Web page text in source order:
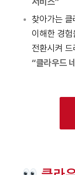
찾아가는 클
이해한 경
전환시켜
“클라우드